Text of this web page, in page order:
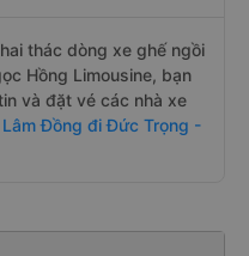
thác dòng xe ghế ngồi
Hồng Limousine, bạn
và đặt vé các nhà xe
Lâm Đồng đi Đức Trọng -